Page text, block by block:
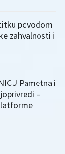
povodom
zahvalnosti i
Pametna i
–